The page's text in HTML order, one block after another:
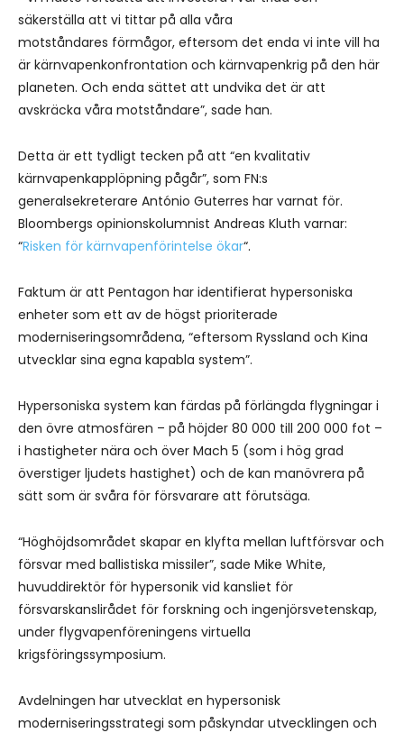
säkerställa att vi tittar på alla våra
motståndares förmågor, eftersom det enda vi inte vill ha
är kärnvapenkonfrontation och kärnvapenkrig på den här
planeten. Och enda sättet att undvika det är att
avskräcka våra motståndare”, sade han.
Detta är ett tydligt tecken på att “en kvalitativ
kärnvapenkapplöpning pågår”, som FN:s
generalsekreterare António Guterres har varnat för.
Bloombergs opinionskolumnist Andreas Kluth varnar:
“Risken för kärnvapenförintelse ökar“.
Faktum är att Pentagon har identifierat hypersoniska
enheter som ett av de högst prioriterade
moderniseringsområdena, “eftersom Ryssland och Kina
utvecklar sina egna kapabla system”.
Hypersoniska system kan färdas på förlängda flygningar i
den övre atmosfären – på höjder 80 000 till 200 000 fot –
i hastigheter nära och över Mach 5 (som i hög grad
överstiger ljudets hastighet) och de kan manövrera på
sätt som är svåra för försvarare att förutsäga.
“Höghöjdsområdet skapar en klyfta mellan luftförsvar och
försvar med ballistiska missiler”, sade Mike White,
huvuddirektör för hypersonik vid kansliet för
försvarskanslirådet för forskning och ingenjörsvetenskap,
under flygvapenföreningens virtuella
krigsföringssymposium.
Avdelningen har utvecklat en hypersonisk
moderniseringsstrategi som påskyndar utvecklingen och